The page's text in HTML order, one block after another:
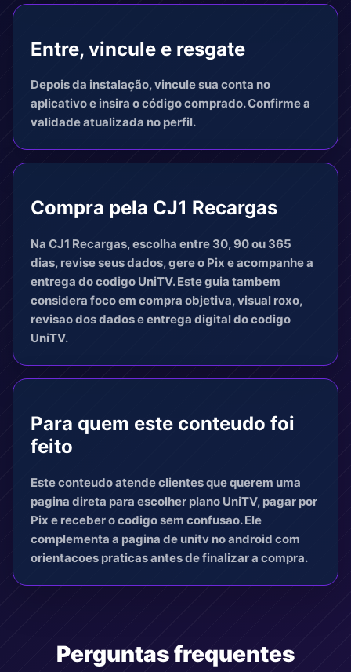
Entre, vincule e resgate
Depois da instalação, vincule sua conta no
aplicativo e insira o código comprado. Confirme a
validade atualizada no perfil.
Compra pela CJ1 Recargas
Na CJ1 Recargas, escolha entre 30, 90 ou 365
dias, revise seus dados, gere o Pix e acompanhe a
entrega do codigo UniTV. Este guia tambem
considera foco em compra objetiva, visual roxo,
revisao dos dados e entrega digital do codigo
UniTV.
Para quem este conteudo foi
feito
Este conteudo atende clientes que querem uma
pagina direta para escolher plano UniTV, pagar por
Pix e receber o codigo sem confusao. Ele
complementa a pagina de unitv no android com
orientacoes praticas antes de finalizar a compra.
Perguntas frequentes